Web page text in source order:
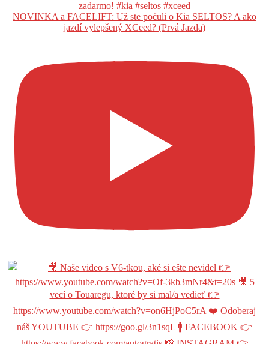
NOVINKA a FACELIFT: Už ste počuli o Kia SELTOS? A ako
jazdí vylepšený XCeed? (Prvá Jazda)